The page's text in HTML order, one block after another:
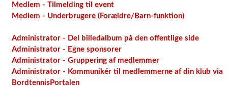
Medlem - Tilmelding til event
Medlem - Underbrugere (Forældre/Barn-funktion)
Administrator - Del billedalbum på den offentlige side
Administrator - Egne sponsorer
Administrator - Gruppering af medlemmer
Administrator - Kommunikér til medlemmerne af din klub via
BordtennisPortalen